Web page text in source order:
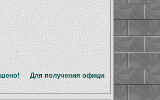
официальной информации